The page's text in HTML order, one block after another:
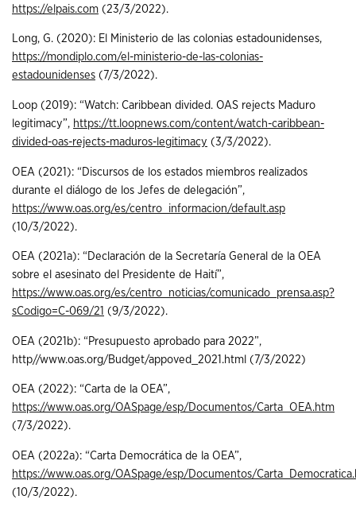
https://elpais.com (23/3/2022).
Long, G. (2020): El Ministerio de las colonias estadounidenses,
https://mondiplo.com/el-ministerio-de-las-colonias-
estadounidenses (7/3/2022).
Loop (2019): “Watch: Caribbean divided. OAS rejects Maduro
legitimacy”, https://tt.loopnews.com/content/watch-caribbean-
divided-oas-rejects-maduros-legitimacy (3/3/2022).
OEA (2021): “Discursos de los estados miembros realizados
durante el diálogo de los Jefes de delegación”,
https://www.oas.org/es/centro_informacion/default.asp
(10/3/2022).
OEA (2021a): “Declaración de la Secretaría General de la OEA
sobre el asesinato del Presidente de Haití”,
https://www.oas.org/es/centro_noticias/comunicado_prensa.asp?
sCodigo=C-069/21 (9/3/2022).
OEA (2021b): “Presupuesto aprobado para 2022”,
http//www.oas.org/Budget/appoved_2021.html (7/3/2022)
OEA (2022): “Carta de la OEA”,
https://www.oas.org/OASpage/esp/Documentos/Carta_OEA.htm
(7/3/2022).
OEA (2022a): “Carta Democrática de la OEA”,
https://www.oas.org/OASpage/esp/Documentos/
(10/3/2022).